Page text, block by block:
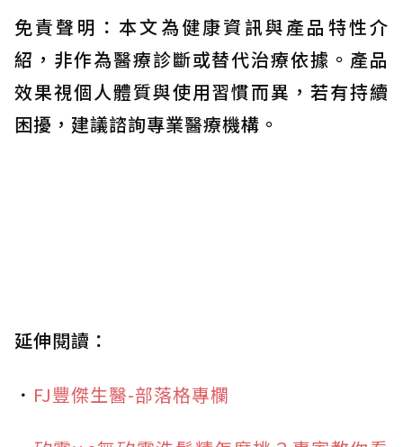
免責聲明：本文為健康資訊與產品特性介
紹，非作為醫療診斷或替代治療依據。產品
效果視個人體質與使用習慣而異，若有持續
困擾，建議諮詢專業醫療機構。
延伸閱讀：
． FJ豐傑生醫-部落格專欄